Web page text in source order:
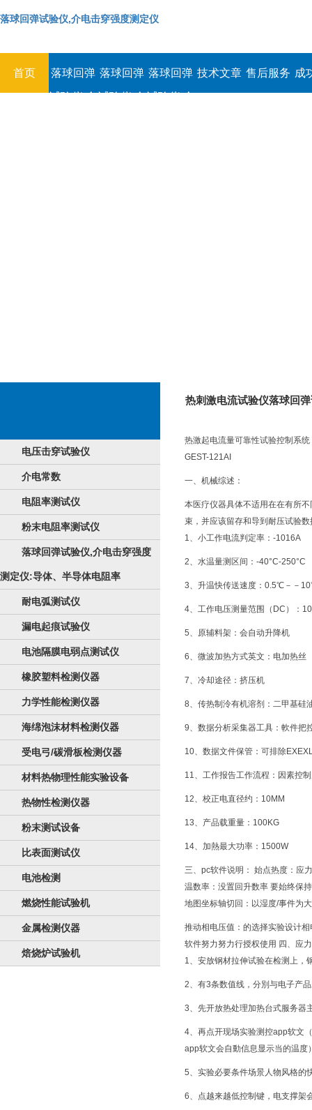
落球回弹试验仪,介电击穿强度测定仪
首页
落球回弹
试验仪,介
落球回弹
试验仪,介
落球回弹
试验仪,介
技术文章 售后服务 成
电压击穿试验仪
介电常数
电阻率测试仪
粉末电阻率测试仪
落球回弹试验仪,介电击穿强度
测定仪:导体、半导体电阻率
耐电弧测试仪
漏电起痕试验仪
电池隔膜电弱点测试仪
橡胶塑料检测仪器
力学性能检测仪器
海绵泡沫材料检测仪器
受电弓/碳滑板检测仪器
材料热物理性能实验设备
热物性检测仪器
粉末测试设备
比表面测试仪
电池检测
燃烧性能试验机
金属检测仪器
焙烧炉试验机
热刺激电流试验仪落球回
热激起电流量可靠性试验控制系统
GEST-121AI
一、机械综述：
本医疗仪器具体不适用在在有所
束，并应该留存和导到耐压试验
1、小工作电流判定率：-1016A
2、水温量测区间：-40°C-250°C
3、升温快传送速度：0.5℃－－
4、工作电压测量范围（DC）：
5、原辅料架：会自动升降机
6、微波加热方式英文
7、冷却途径：挤压机
8、传热制泠有机溶剂：二甲基硅
9、数据分析采集器工具：軟件把
10、数据文件保管：可排除
11、工作报告工作流程：因素控
12、校正电直径约：10MM
13、产品载重量：100KG
14、加熱最大功率：1500W
三、pc软件说明： 始点热度：应
温数率：没置回升数率 要始终保
地图坐标轴切回：以湿度/事件为
推动相电压值：的选择实验设计
软件努力努力行授权使用 四、应
1、安放钢材拉伸试验在检测上，
2、有3条数值线，分別与电子产
3、先开放热处理加热台式服务器
4、再点开现场实验测控app软文
app软文会自動信息显示当的温度
5、实验必要条件场景人物风格的
6、点越来越低控制键，电支撑架